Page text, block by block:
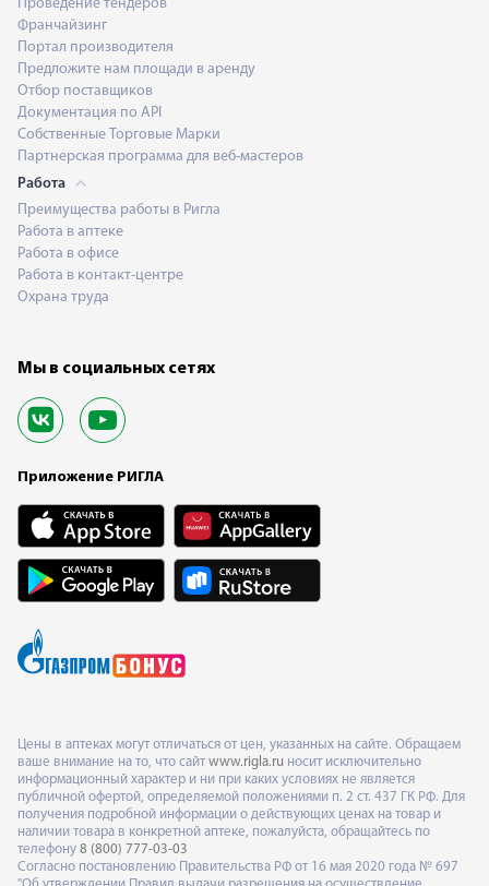
Проведение тендеров
Франчайзинг
Портал производителя
Предложите нам площади в аренду
Отбор поставщиков
Документация по API
Собственные Торговые Марки
Партнерская программа для веб-мастеров
Работа
Преимущества работы в Ригла
Работа в аптеке
Работа в офисе
Работа в контакт-центре
Охрана труда
Мы в социальных сетях
Приложение РИГЛА
Цены в аптеках могут отличаться от цен, указанных на сайте. Обращаем
ваше внимание на то, что сайт www.rigla.ru носит исключительно
информационный характер и ни при каких условиях не является
публичной офертой, определяемой положениями п. 2 ст. 437 ГК РФ. Для
получения подробной информации о действующих ценах на товар и
наличии товара в конкретной аптеке, пожалуйста, обращайтесь по
телефону 8 (800) 777-03-03
Согласно постановлению Правительства РФ от 16 мая 2020 года № 697